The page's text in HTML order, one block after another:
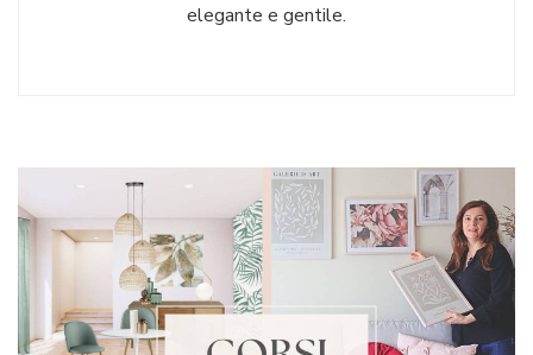
elegante e gentile.